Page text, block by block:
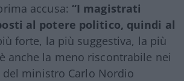
accusa: “I magistrati
al potere politico, quindi al
forte, la più suggestiva, la più
anche la meno riscontrabile nei
ministro Carlo Nordio